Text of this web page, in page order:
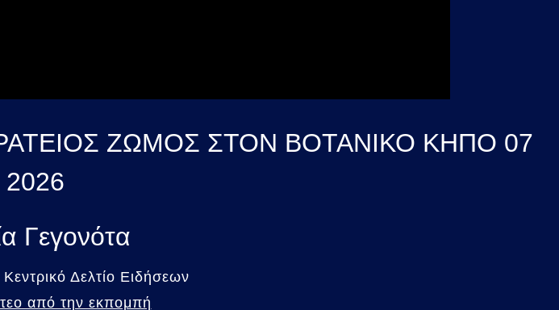
ΖΩΜΟΣ ΣΤΟΝ ΒΟΤΑΝΙΚΟ ΚΗΠΟ 07
2026
Γεγονότα
Δελτίο Ειδήσεων
από την εκπομπή